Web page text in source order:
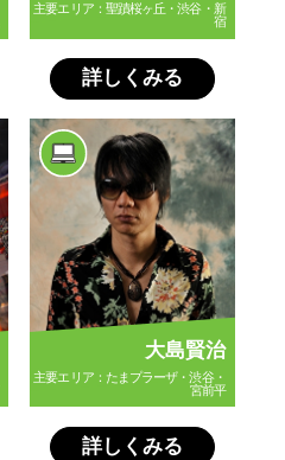
主要エリア：聖蹟桜ヶ丘・渋谷・新
宿
詳しくみる
大島賢治
主要エリア：たまプラーザ・渋谷・
宮前平
詳しくみる